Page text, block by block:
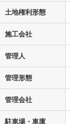
土地権利形態
施工会社
管理人
管理形態
管理会社
駐車場・車庫